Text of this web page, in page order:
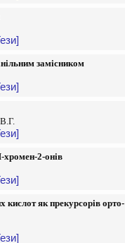
замісником
хромен-2-онів
кислот як прекурсорів орто-